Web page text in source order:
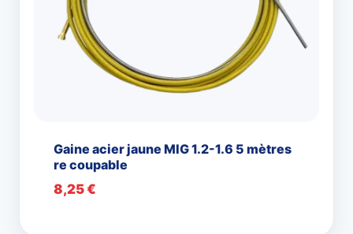
Gaine acier jaune MIG 1.2-1.6 5 mètres
re coupable
8,25€